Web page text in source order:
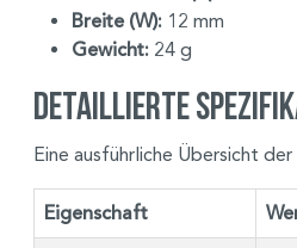
Breite (W): 12 mm
Gewicht: 24 g
Detaillierte
Eine ausführliche Übersicht
Eigenschaft